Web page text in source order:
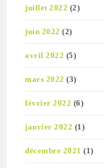
juillet 2022 (2)
juin 2022 (2)
avril 2022 (5)
mars 2022 (3)
février 2022 (6)
janvier 2022 (1)
décembre 2021 (1)